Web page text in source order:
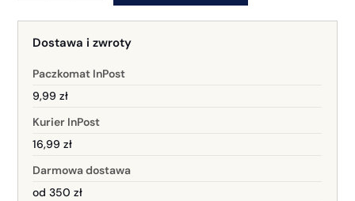
Dostawa i zwroty
Paczkomat InPost
9,99 zł
Kurier InPost
16,99 zł
Darmowa dostawa
od 350 zł